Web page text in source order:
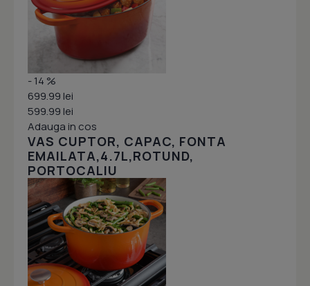
- 14 %
699.99 lei
599.99 lei
Adauga in cos
VAS CUPTOR, CAPAC, FONTA
EMAILATA,4.7L,ROTUND,
PORTOCALIU